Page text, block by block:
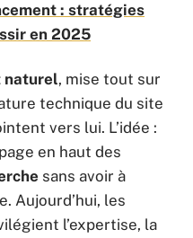
: stratégies
en 2025
naturel, mise tout sur
technique du site
vers lui. L’idée :
en haut des
sans avoir à
Aujourd’hui, les
l’expertise, la